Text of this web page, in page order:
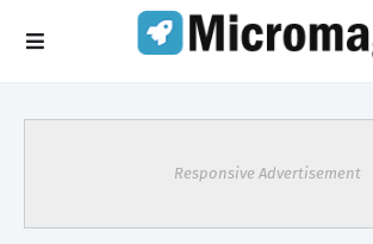
Responsive Advertisement